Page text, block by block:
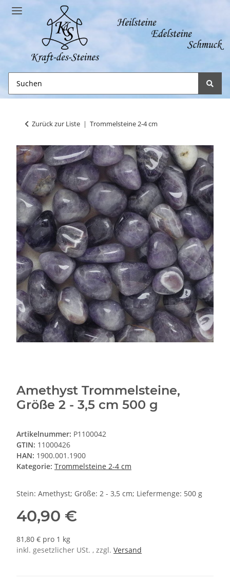
Zurück zur Liste Trommelsteine 2-4 cm
Amethyst Trommelsteine,
Größe 2 - 3,5 cm 500 g
Artikelnummer: P1100042
GTIN: 11000426
HAN: 1900.001.1900
Kategorie: Trommelsteine 2-4 cm
Stein: Amethyst; Größe: 2 - 3,5 cm; Liefermenge: 500 g
40,90 €
81,80 € pro 1 kg
inkl. gesetzlicher USt. , zzgl. Versand